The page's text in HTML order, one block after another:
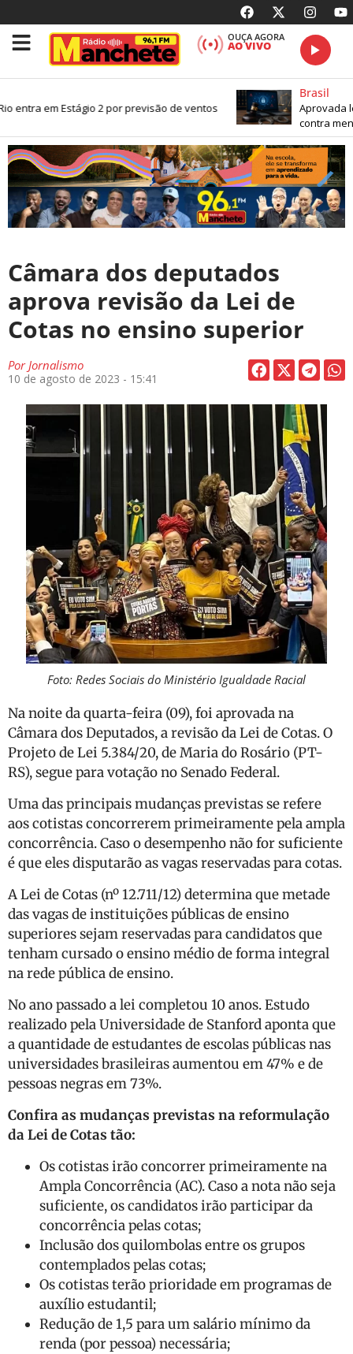
OUÇA AGORA
AO VIVO
entra em Estágio 2 por previsão de ventos
Brasil
Aprovada
contra
Câmara dos deputados
aprova revisão da Lei de
Cotas no ensino superior
PorJornalismo
10 de agosto de 2023 - 15:41
Foto: Redes Sociais do Ministério Igualdade Racial
Na noite da quarta-feira (09), foi aprovada na
Câmara dos Deputados, a revisão da Lei de Cotas. O
Projeto de Lei 5.384/20, de Maria do Rosário (PT-
RS), segue para votação no Senado Federal.
Uma das principais mudanças previstas se refere
aos cotistas concorrerem primeiramente pela ampla
concorrência. Caso o desempenho não for suficiente
é que eles disputarão as vagas reservadas para cotas.
A Lei de Cotas (nº 12.711/12) determina que metade
das vagas de instituições públicas de ensino
superiores sejam reservadas para candidatos que
tenham cursado o ensino médio de forma integral
na rede pública de ensino.
No ano passado a lei completou 10 anos. Estudo
realizado pela Universidade de Stanford aponta que
a quantidade de estudantes de escolas públicas nas
universidades brasileiras aumentou em 47% e de
pessoas negras em 73%.
Confira as mudanças previstas na reformulação
da Lei de Cotas tão:
Os cotistas irão concorrer primeiramente na
Ampla Concorrência (AC). Caso a nota não seja
suficiente, os candidatos irão participar da
concorrência pelas cotas;
Inclusão dos quilombolas entre os grupos
contemplados pelas cotas;
Os cotistas terão prioridade em programas de
auxílio estudantil;
Redução de 1,5 para um salário mínimo da
renda (por pessoa) necessária;